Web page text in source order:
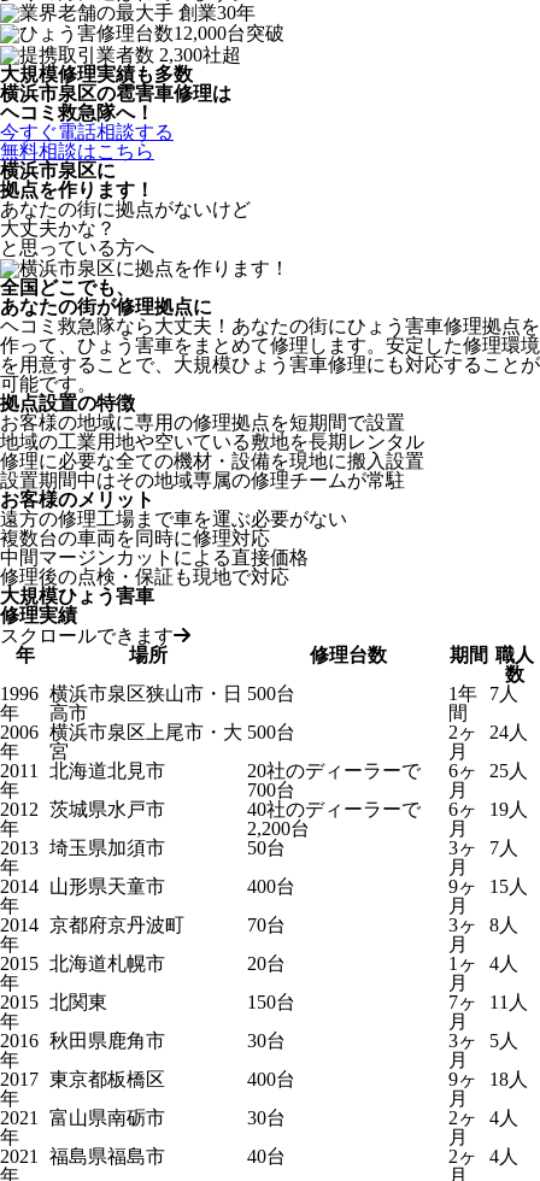
大規模修理実績も多数
横浜市泉区の雹害車修理は
ヘコミ救急隊へ！
今すぐ電話相談する
無料相談はこちら
横浜市泉区に
拠点を作ります！
あなたの街に拠点がないけど
大丈夫かな？
と思っている方へ
全国どこでも、
あなたの街が修理拠点に
ヘコミ救急隊なら大丈夫！あなたの街にひょう害車修理拠点を
作って、ひょう害車をまとめて修理します。安定した修理環境
を用意することで、大規模ひょう害車修理にも対応することが
可能です。
拠点設置の特徴
お客様の地域に専用の修理拠点を短期間で設置
地域の工業用地や空いている敷地を長期レンタル
修理に必要な全ての機材・設備を現地に搬入設置
設置期間中はその地域専属の修理チームが常駐
お客様のメリット
遠方の修理工場まで車を運ぶ必要がない
複数台の車両を同時に修理対応
中間マージンカットによる直接価格
修理後の点検・保証も現地で対応
大規模ひょう害車
修理実績
スクロールできます
年
場所 修理台数 期間 職人
数
1996
年
横浜市泉区狭山市・日
高市
500台
1年
間
7人
2006
年
横浜市泉区上尾市・大
宮
500台
2ヶ
月
24人
2011
年
北海道北見市
20社のディーラーで
700台
6ヶ
月
25人
2012
年
茨城県水戸市
40社のディーラーで
2,200台
6ヶ
月
19人
2013
年
埼玉県加須市 50台
3ヶ
月
7人
2014
年
山形県天童市 400台
9ヶ
月
15人
2014
年
京都府京丹波町 70台
3ヶ
月
8人
2015
年
北海道札幌市 20台
1ヶ
月
4人
2015
年
北関東 150台
7ヶ
月
11人
2016
年
秋田県鹿角市 30台
3ヶ
月
5人
2017
年
東京都板橋区 400台
9ヶ
月
18人
2021
年
富山県南砺市 30台
2ヶ
月
4人
2021
年
福島県福島市 40台
2ヶ
月
4人